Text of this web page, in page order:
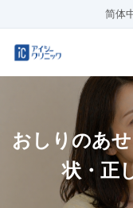
简体
おしりのあ
状・正
アクセス
クリニック紹介
診療内容